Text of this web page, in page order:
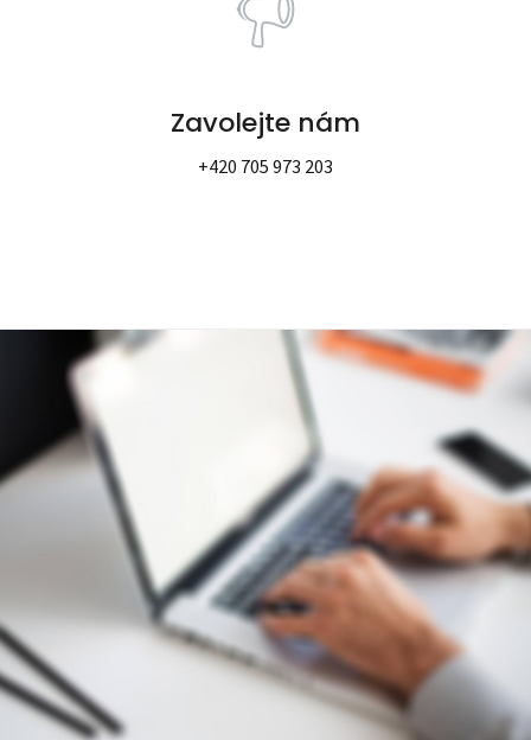
Zavolejte nám
+420 705 973 203